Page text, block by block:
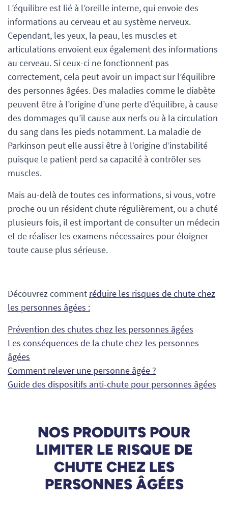
L’équilibre est lié à l’oreille interne, qui envoie des
informations au cerveau et au système nerveux.
Cependant, les yeux, la peau, les muscles et
articulations envoient eux également des informations
au cerveau. Si ceux-ci ne fonctionnent pas
correctement, cela peut avoir un impact sur l’équilibre
des personnes âgées. Des maladies comme le diabète
peuvent être à l’origine d’une perte d’équilibre, à cause
des dommages qu’il cause aux nerfs ou à la circulation
du sang dans les pieds notamment. La maladie de
Parkinson peut elle aussi être à l’origine d’instabilité
puisque le patient perd sa capacité à contrôler ses
muscles.
Mais au-delà de toutes ces informations, si vous, votre
proche ou un résident chute régulièrement, ou a chuté
plusieurs fois, il est important de consulter un médecin
et de réaliser les examens nécessaires pour éloigner
toute cause plus sérieuse.
Découvrez comment réduire les risques de chute chez
les personnes âgées :
Prévention des chutes chez les personnes âgées
Les conséquences de la chute chez les personnes
âgées
Comment relever une personne âgée ?
Guide des dispositifs anti-chute pour personnes âgées
NOS PRODUITS POUR
LIMITER LE RISQUE DE
CHUTE CHEZ LES
PERSONNES ÂGÉES